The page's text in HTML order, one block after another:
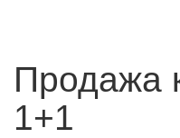
Продажа
1+1